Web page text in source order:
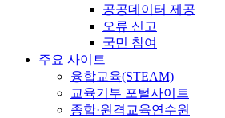
공공데이터 제공
오류 신고
국민 참여
주요 사이트
융합교육(STEAM)
교육기부 포털사이트
종합·원격교육연수원